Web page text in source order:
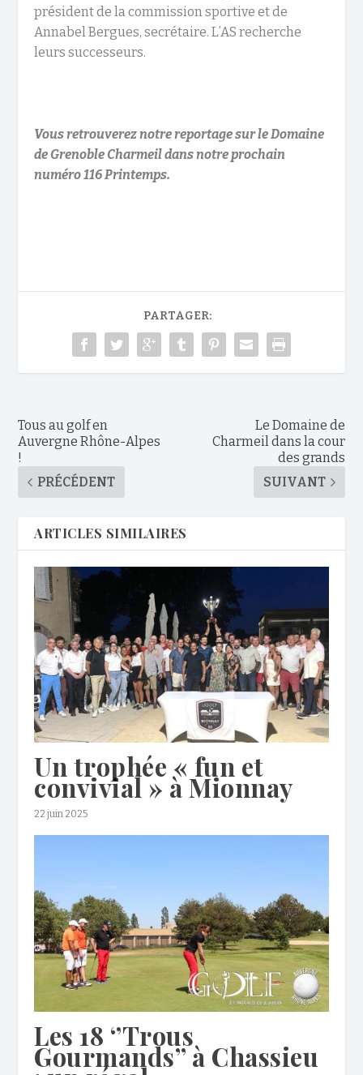
président de la commission sportive et de
Annabel Bergues, secrétaire. L’AS recherche
leurs successeurs.
Vous retrouverez notre reportage sur le Domaine
de Grenoble Charmeil dans notre prochain
numéro 116 Printemps.
PARTAGER:
Tous au golf en
Auvergne Rhône-Alpes
!
PRÉCÉDENT
Le Domaine de
Charmeil dans la cour
des grands
SUIVANT
ARTICLES SIMILAIRES
Un trophée « fun et
convivial » à Mionnay
22 juin 2025
Les 18 ‘’Trous
Gourmands’’ à Chassieu